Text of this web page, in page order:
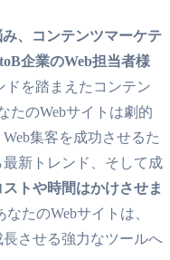
、コンテンツマーケテ
企業のWeb担当者様
ドを踏まえたコンテン
たのWebサイトは劇的
集客を成功させるた
新トレンド、そして成
ストや時間はかけさせま
たのWebサイトは、
させる強力なツールへ